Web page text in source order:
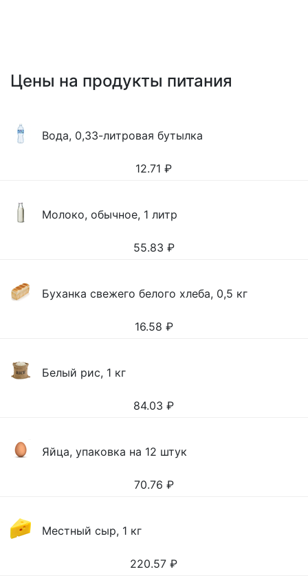
Цены на продукты питания
Вода, 0,33-литровая бутылка
12.71 ₽
Молоко, обычное, 1 литр
55.83 ₽
Буханка свежего белого хлеба, 0,5 кг
16.58 ₽
Белый рис, 1 кг
84.03 ₽
Яйца, упаковка на 12 штук
70.76 ₽
Местный сыр, 1 кг
220.57 ₽